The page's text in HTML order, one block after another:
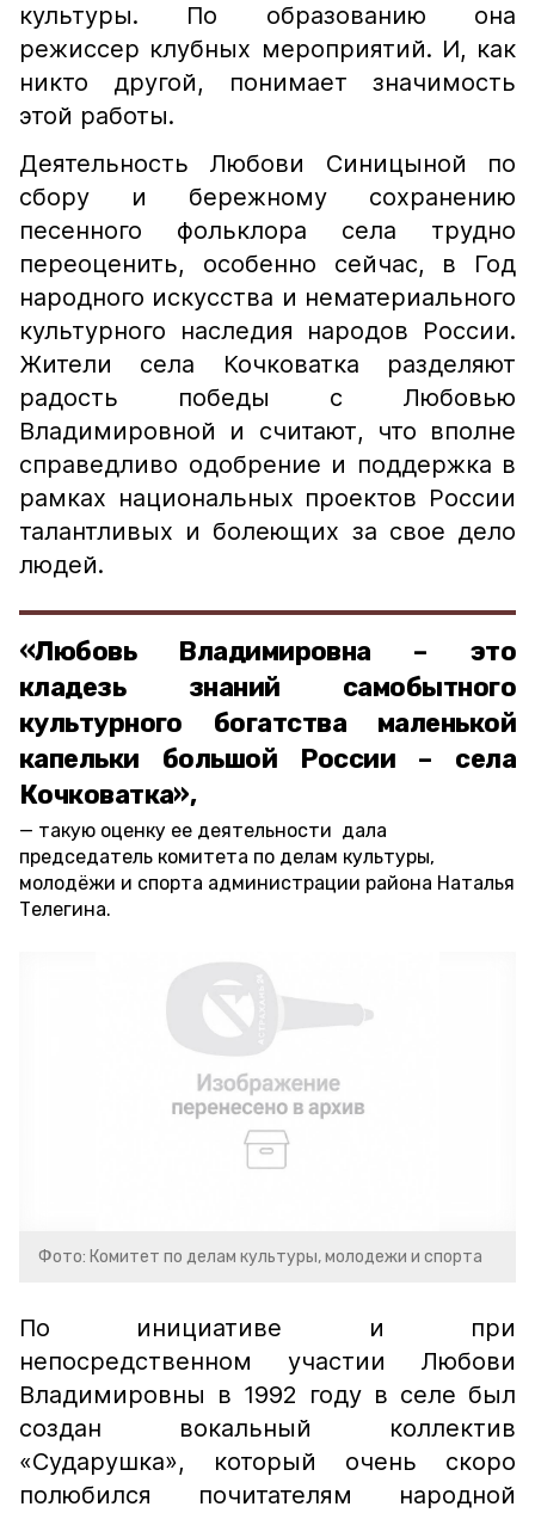
культуры. По образованию она
режиссер клубных мероприятий. И, как
никто другой, понимает значимость
этой работы.
Деятельность Любови Синицыной по
сбору и бережному сохранению
песенного фольклора села трудно
переоценить, особенно сейчас, в Год
народного искусства и нематериального
культурного наследия народов России.
Жители села Кочковатка разделяют
радость победы с Любовью
Владимировной и считают, что вполне
справедливо одобрение и поддержка в
рамках национальных проектов России
талантливых и болеющих за свое дело
людей.
«Любовь Владимировна – это
кладезь знаний самобытного
культурного богатства маленькой
капельки большой России – села
Кочковатка»,
такую оценку ее деятельности дала
председатель комитета по делам культуры,
молодёжи и спорта администрации района Наталья
Телегина.
Фото: Комитет по делам культуры, молодежи и спорта
По инициативе и при
непосредственном участии Любови
Владимировны в 1992 году в селе был
создан вокальный коллектив
«Сударушка», который очень скоро
полюбился почитателям народной